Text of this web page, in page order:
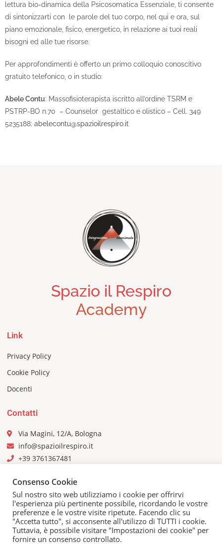
lettura bio-dinamica della Psicosomatica Essenziale, ti consente
di sintonizzarti con le parole del tuo corpo, nel qui e ora, sul
piano emozionale, fisico, energetico, in relazione ai tuoi reali
bisogni ed alle tue risorse.
Per approfondimenti è offerto un primo colloquio conoscitivo
gratuito telefonico, o in studio:
Abele Contu: Massofisioterapista iscritto all’ordine TSRM e
PSTRP-BO n.70 – Counselor gestaltico e olistico – Cell. 349
5235188; abelecontu@spazioilrespiro.it
Spazio il Respiro
Academy
Link
Privacy Policy
Cookie Policy
Docenti
Contatti
Via Magini, 12/A, Bologna
info@spazioilrespiro.it
+39 3761367481
Consenso Cookie
Sul nostro sito web utilizziamo i cookie per offrirvi
l'esperienza più pertinente possibile, ricordando le vostre
preferenze e le vostre visite ripetute. Facendo clic su
"Accetta tutto", si acconsente all'utilizzo di TUTTI i cookie.
Tuttavia, è possibile visitare "Impostazioni dei cookie" per
fornire un consenso controllato.